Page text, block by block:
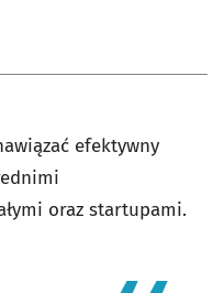
efektywny
oraz startupami.